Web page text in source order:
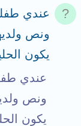
عندي
ونص
يكون
عندي
ونص
يكون